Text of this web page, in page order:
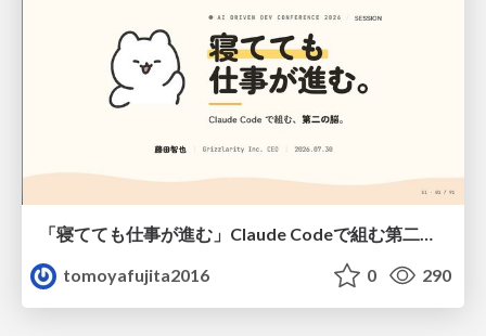
「寝てても仕事が進む」Claude Codeで組む第二の脳
tomoyafujita2016
0 290